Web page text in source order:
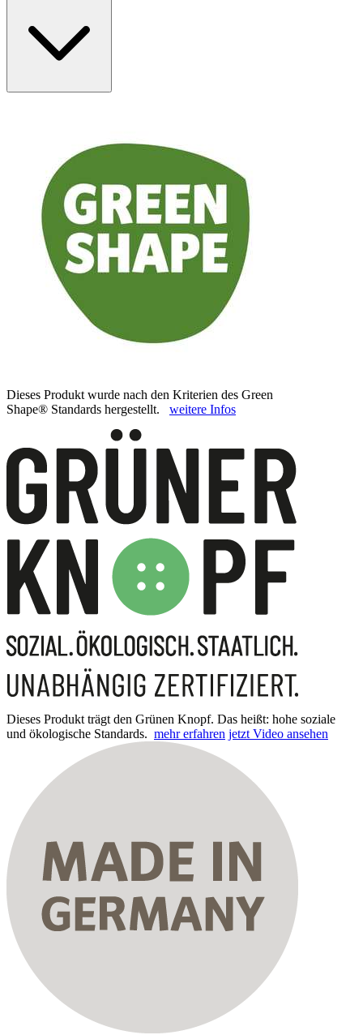
Dieses Produkt wurde nach den Kriterien des Green
Shape® Standards hergestellt. weitere Infos
Dieses Produkt trägt den Grünen Knopf. Das heißt: hohe soziale
und ökologische Standards. mehr erfahren jetzt Video ansehen